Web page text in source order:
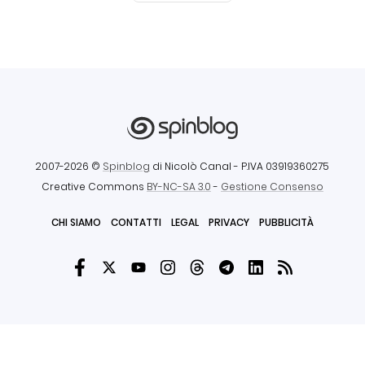
2007-2026 © Spinblog di Nicolò Canal - P.IVA 03919360275
Creative Commons BY-NC-SA 3.0- Gestione Consenso
CHI SIAMO CONTATTI LEGAL PRIVACY PUBBLICITÀ